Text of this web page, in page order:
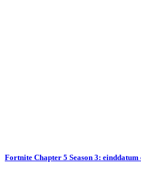
Fortnite Chapter 5 Season 3: